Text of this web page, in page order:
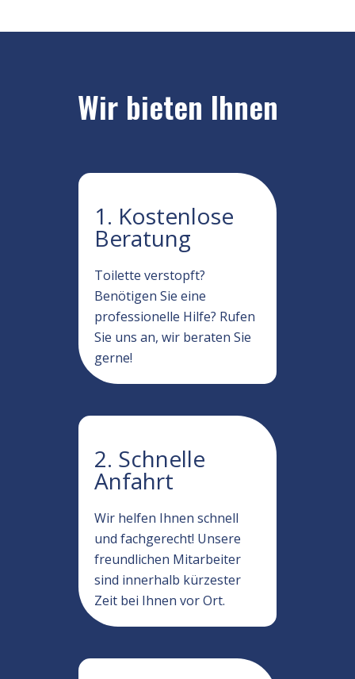
Wir bieten Ihnen
1. Kostenlose
Beratung
Toilette verstopft?
Benötigen Sie eine
professionelle Hilfe? Rufen
Sie uns an, wir beraten Sie
gerne!
2. Schnelle
Anfahrt
Wir helfen Ihnen schnell
und fachgerecht! Unsere
freundlichen Mitarbeiter
sind innerhalb kürzester
Zeit bei Ihnen vor Ort.